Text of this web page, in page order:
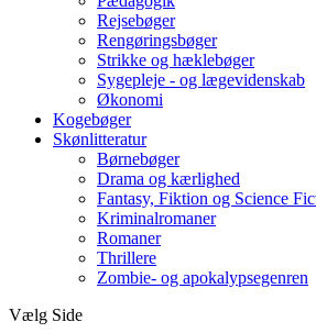
Rejsebøger
Rengøringsbøger
Strikke og hæklebøger
Sygepleje - og lægevidenskab
Økonomi
Kogebøger
Skønlitteratur
Børnebøger
Drama og kærlighed
Fantasy, Fiktion og Science
Kriminalromaner
Romaner
Thrillere
Zombie- og apokalypsegenren
Vælg Side